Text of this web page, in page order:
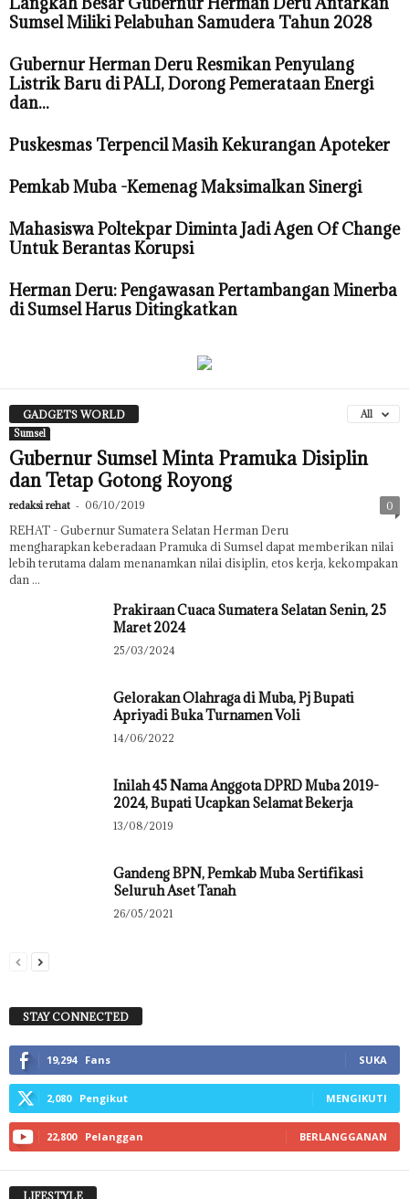
Sumsel Miliki Pelabuhan Samudera Tahun 2028
Gubernur Herman Deru Resmikan Penyulang
Listrik Baru di PALI, Dorong Pemerataan Energi
dan...
Puskesmas Terpencil Masih Kekurangan Apoteker
Pemkab Muba -Kemenag Maksimalkan Sinergi
Mahasiswa Poltekpar Diminta Jadi Agen Of Change
Untuk Berantas Korupsi
Herman Deru: Pengawasan Pertambangan Minerba
di Sumsel Harus Ditingkatkan
GADGETS WORLD
All
Sumsel
Gubernur Sumsel Minta Pramuka Disiplin
dan Tetap Gotong Royong
redaksi rehat - 06/10/2019 0
REHAT - Gubernur Sumatera Selatan Herman Deru
mengharapkan keberadaan Pramuka di Sumsel dapat memberikan nilai
lebih terutama dalam menanamkan nilai disiplin, etos kerja, kekompakan
dan ...
Prakiraan Cuaca Sumatera Selatan Senin, 25
Maret 2024
25/03/2024
Gelorakan Olahraga di Muba, Pj Bupati
Apriyadi Buka Turnamen Voli
14/06/2022
Inilah 45 Nama Anggota DPRD Muba 2019-
2024, Bupati Ucapkan Selamat Bekerja
13/08/2019
Gandeng BPN, Pemkab Muba Sertifikasi
Seluruh Aset Tanah
26/05/2021
STAY CONNECTED
19,294 Fans SUKA
2,080 Pengikut MENGIKUTI
22,800 Pelanggan BERLANGGANAN
LIFESTYLE